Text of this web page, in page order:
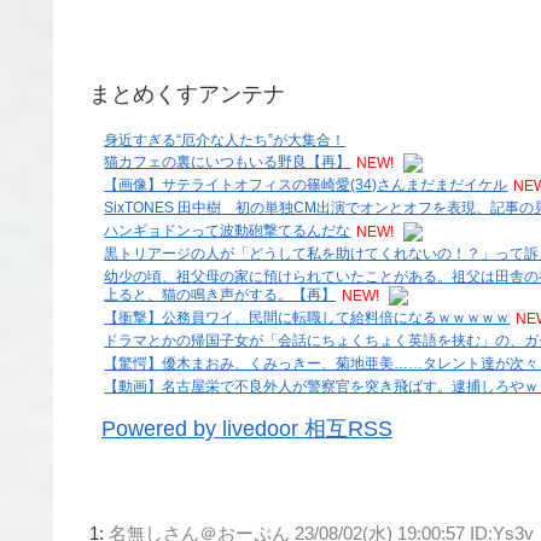
まとめくすアンテナ
身近すぎる“厄介な人たち”が大集合！
猫カフェの裏にいつもいる野良【再】
NEW!
【画像】サテライトオフィスの篠崎愛(34)さんまだまだイケル
SixTONES 田中樹 初の単独CM出演でオンとオフを表現、記事の
ハンギョドンって波動砲撃てるんだな NEW!
黒トリアージの人が「どうして私を助けてくれないの！？」って
幼少の頃、祖父母の家に預けられていたことがある。祖父は田舎
上ると、猫の鳴き声がする。【再】
NEW!
【衝撃】公務員ワイ、民間に転職して給料倍になるｗｗｗｗｗ
ドラマとかの帰国子女が「会話にちょくちょく英語を挟む」の、
【驚愕】優木まおみ、くみっきー、菊地亜美……タレント達が次
【動画】名古屋栄で不良外人が警察官を突き飛ばす。逮捕しろや
Powered by livedoor 相互RSS
1: 名無しさん＠おーぷん 23/08/02(水) 19:00:57 ID:Ys3v